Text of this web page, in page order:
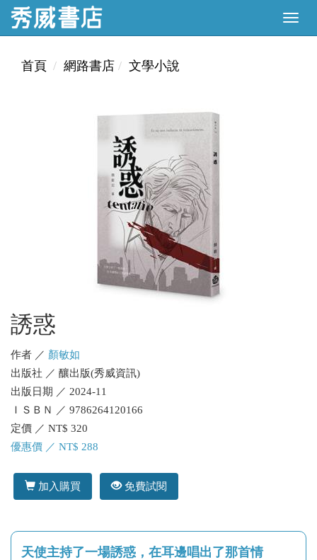
首頁 網路書店 文學小說
誘惑
作者 ／ 顏敏如
出版社 ／ 釀出版(秀威資訊)
出版日期 ／ 2024-11
ＩＳＢＮ ／ 9786264120166
定價 ／ NT$ 320
優惠價 ／ NT$ 288
加入購買 免費試閱
天使主持了一場誘惑，在耳邊唱出了那首情